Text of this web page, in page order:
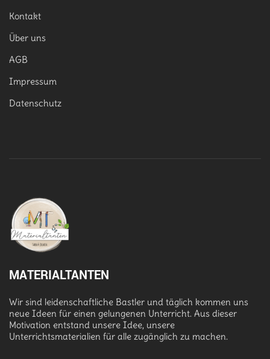
Kontakt
Über uns
AGB
Impressum
Datenschutz
MATERIALTANTEN
Wir sind leidenschaftliche Bastler und täglich kommen uns
neue Ideen für einen gelungenen Unterricht. Aus dieser
Motivation entstand unsere Idee, unsere
Unterrichtsmaterialien für alle zugänglich zu machen.